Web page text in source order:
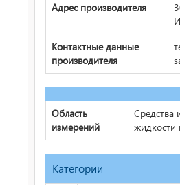
Адрес производителя
Контактные данные
производителя
Область
измерений
Средства
жидкости
Категории